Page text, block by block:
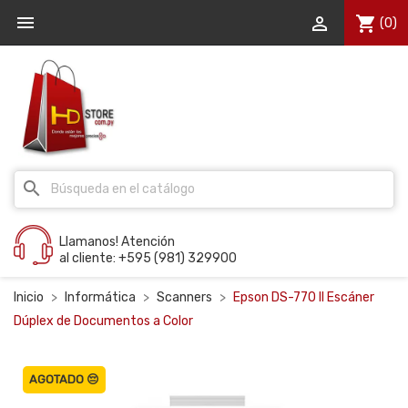
 shopping_cart (0)

search
Llamanos! Atención
al cliente: +595 (981) 329900
Inicio Informática Scanners
Epson DS-770 II Escáner
Dúplex de Documentos a Color
AGOTADO 😔